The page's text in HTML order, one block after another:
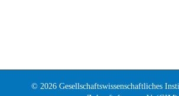
© 2026 Gesellschaftswissenschaftliches